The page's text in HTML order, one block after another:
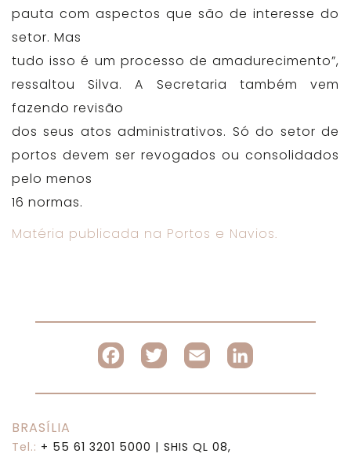
pauta com aspectos que são de interesse do
setor. Mas
tudo isso é um processo de amadurecimento”,
ressaltou Silva. A Secretaria também vem
fazendo revisão
dos seus atos administrativos. Só do setor de
portos devem ser revogados ou consolidados
pelo menos
16 normas.
Matéria publicada na Portos e Navios.
Facebook
Twitter
Email
BRASÍLIA
Tel.: + 55 61 3201 5000 | SHIS QL 08,